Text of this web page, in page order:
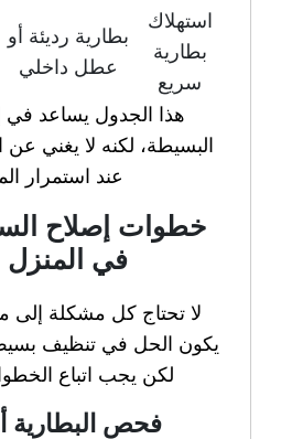
استهلاك
بطارية
سريع
بطارية رديئة أو
عطل داخلي
هذا الجدول يساعد في
البسيطة، لكنه لا يغني
عند استمرار
خطوات إصلاح
في المنزل
لا تحتاج كل مشكلة إلى
يكون الحل في تنظيف
لكن يجب اتباع
فحص البطارية